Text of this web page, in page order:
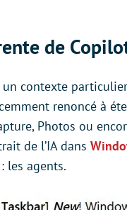
de
contexte
renoncé à
Photos ou
de l’IA dans
les agents.